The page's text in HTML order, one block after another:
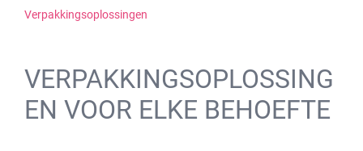
Verpakkingsoplossingen
VERPAKKINGSOPLOSSING
EN VOOR ELKE BEHOEFTE